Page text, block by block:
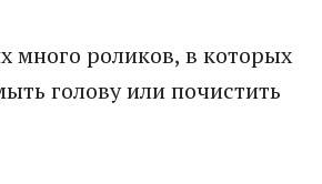
много роликов, в которых
голову или почистить